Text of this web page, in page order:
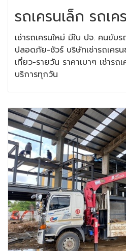
รถเครนเล็ก รถเค
เช่ารถเครนใหม่ มีใบ ปจ. คนขับ
ปลอดภัย-ชัวร์ บริษัทเช่ารถเครน
เที่ยว-รายวัน ราคาเบาๆ เช่ารถ
บริการทุกวัน